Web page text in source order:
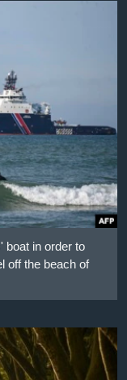
boat in order to
off the beach of